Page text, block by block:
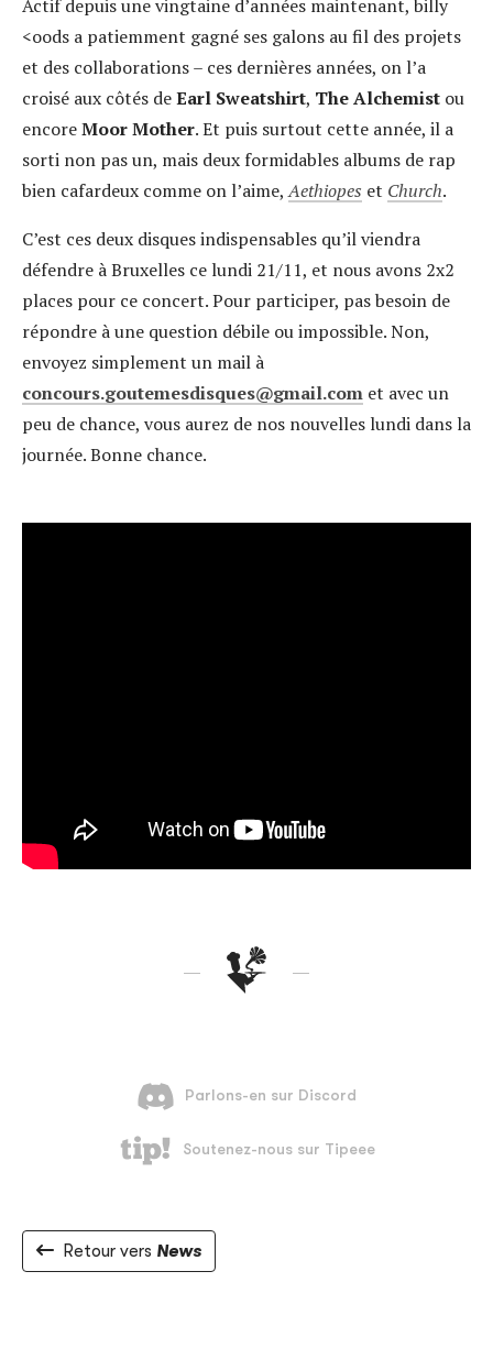
Actif depuis une vingtaine d’années maintenant, billy
<oods a patiemment gagné ses galons au fil des projets
et des collaborations – ces dernières années, on l’a
croisé aux côtés deEarl Sweatshirt, The Alchemist ou
encoreMoor Mother. Et puis surtout cette année, il a
sorti non pas un, mais deux formidables albums de rap
bien cafardeux comme on l’aime,Aethiopes et Church.
C’est ces deux disques indispensables qu’il viendra
défendre à Bruxelles ce lundi 21/11, et nous avons 2x2
places pour ce concert. Pour participer, pas besoin de
répondre à une question débile ou impossible. Non,
envoyez simplement un mail à
concours.goutemesdisques
gmail.com et avec un
peu de chance, vous aurez de nos nouvelles lundi dans la
journée. Bonne chance.
Retour vers News